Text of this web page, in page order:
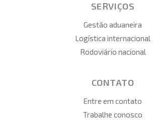
SERVIÇOS
Gestão aduaneira
Logística internacional
Rodoviário nacional
CONTATO
Entre em contato
Trabalhe conosco